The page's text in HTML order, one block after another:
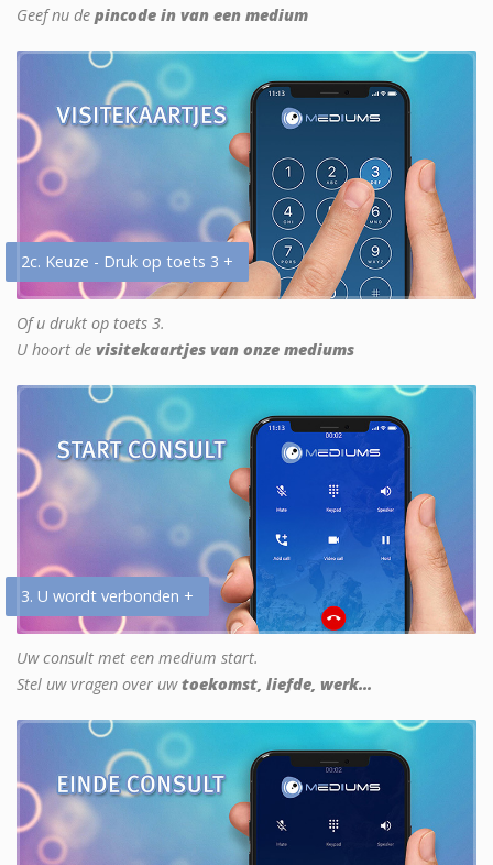
Geef nu de pincode in van een medium
2c. Keuze - Druk op toets 3 +
Of u drukt op toets 3.
U hoort de visitekaartjes van onze mediums
3. U wordt verbonden +
Uw consult met een medium start.
Stel uw vragen over uwtoekomst, liefde, werk...